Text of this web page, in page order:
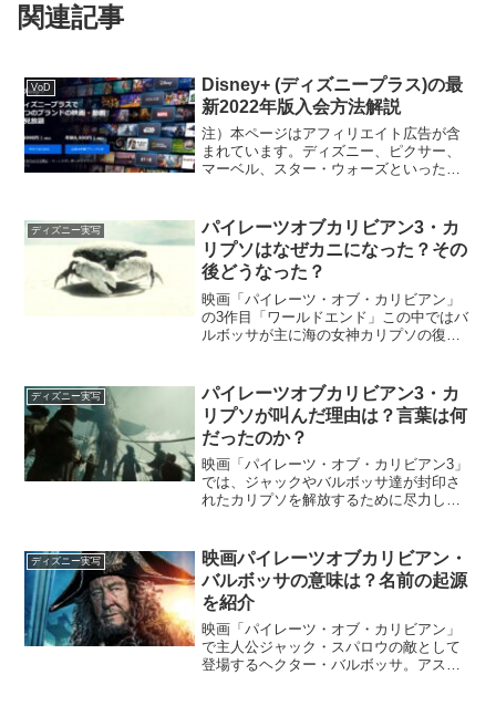
関連記事
VoD
Disney+ (ディズニープラス)の最
新2022年版入会方法解説
注）本ページはアフィリエイト広告が含
まれています。ディズニー、ピクサー、
マーベル、スター・ウォーズといった世
動画配信サービス「Disney+ (ディズニー
プラス)」その...
ディズニー実写
パイレーツオブカリビアン3・カ
リプソはなぜカニになった？その
後どうなった？
映画「パイレーツ・オブ・カリビアン」
の3作目「ワールドエンド」この中ではバ
ルボッサが主に海の女神カリプソの復活
により、カリプソは復活したわけです
が、大量のカニになった...
ディズニー実写
パイレーツオブカリビアン3・カ
リプソが叫んだ理由は？言葉は何
だったのか？
映画「パイレーツ・オブ・カリビアン3」
では、ジャックやバルボッサ達が封印さ
れたカリプソを解放するために尽力しま
により、ティア・ダルマという人間とし
て封印されていたカリ...
ディズニー実写
映画パイレーツオブカリビアン・
バルボッサの意味は？名前の起源
を紹介
映画「パイレーツ・オブ・カリビアン」
で主人公ジャック・スパロウの敵として
登場するヘクター・バルボッサ。アステ